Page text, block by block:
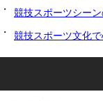
競技スポーツシー
競技スポーツ文化